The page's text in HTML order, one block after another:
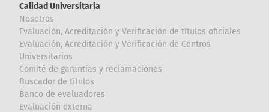
Calidad Universitaria
Nosotros
Evaluación, Acreditación y Verificación de títulos oficiales
Evaluación, Acreditación y Verificación de Centros
Universitarios
Comité de garantías y reclamaciones
Buscador de títulos
Banco de evaluadores
Evaluación externa